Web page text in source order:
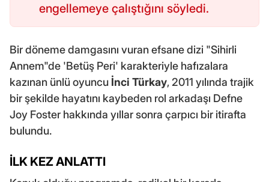
engellemeye çalıştığını söyledi.
Bir döneme damgasını vuran efsane dizi "Sihirli
Annem"de 'Betüş Peri' karakteriyle hafızalara
kazınan ünlü oyuncu İnci Türkay, 2011 yılında trajik
bir şekilde hayatını kaybeden rol arkadaşı Defne
Joy Foster hakkında yıllar sonra çarpıcı bir itirafta
bulundu.
İLK KEZ ANLATTI